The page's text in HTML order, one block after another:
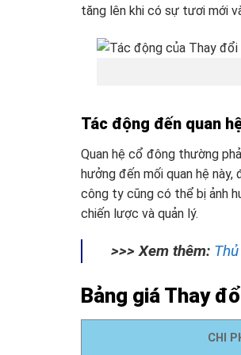
tăng lên khi có sự tươi mới
Tác động đến quan
Quan hệ cổ đông thường
hưởng đến mối quan hệ
công ty cũng có thể bị ảnh
chiến lược và quản lý.
>>> Xem thêm:
Bảng giá Thay
CHI